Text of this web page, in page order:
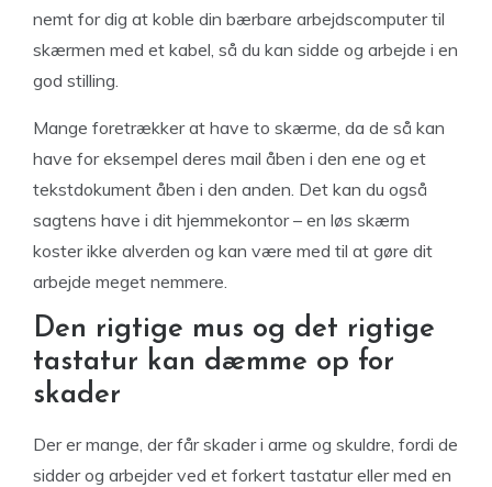
nemt for dig at koble din bærbare arbejdscomputer til
skærmen med et kabel, så du kan sidde og arbejde i en
god stilling.
Mange foretrækker at have to skærme, da de så kan
have for eksempel deres mail åben i den ene og et
tekstdokument åben i den anden. Det kan du også
sagtens have i dit hjemmekontor – en løs skærm
koster ikke alverden og kan være med til at gøre dit
arbejde meget nemmere.
Den rigtige mus og det rigtige
tastatur kan dæmme op for
skader
Der er mange, der får skader i arme og skuldre, fordi de
sidder og arbejder ved et forkert tastatur eller med en